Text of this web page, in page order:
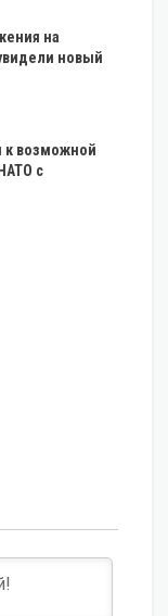
на
новый
к возможной
с